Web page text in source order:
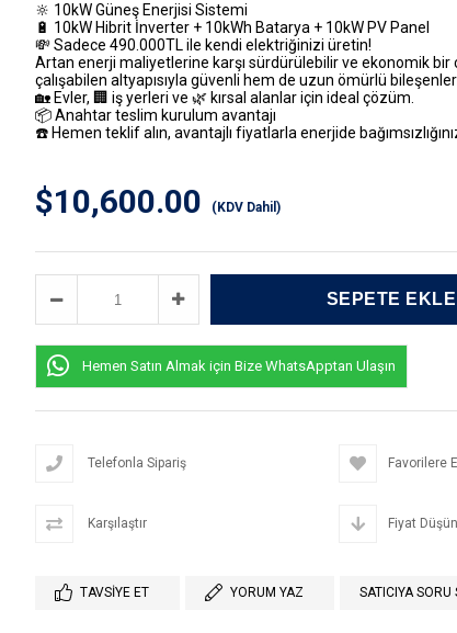
🔆 10kW Güneş Enerjisi Sistemi
🔋 10kW Hibrit İnverter + 10kWh Batarya + 10kW PV Panel
💸Sadece 490.000TL ile kendi elektriğinizi üretin!
Artan enerji maliyetlerine karşı sürdürülebilir ve ekonomik bir
çalışabilen altyapısıyla güvenli hem de uzun ömürlü
🏡 Evler, 🏢 iş yerleri ve 🌿 kırsal alanlar için ideal çözüm.
📦 Anahtar teslim kurulum avantajı
☎️ Hemen teklif alın, avantajlı fiyatlarla enerjide
$10,600.00 (KDV Dahil)
Hemen Satın Almak için Bize WhatsApptan Ulaşın
Telefonla Sipariş Favorilere
Karşılaştır Fiyat
TAVSIYE ET YORUM YAZ SATICIYA SORU